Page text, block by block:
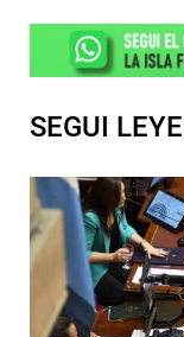
SEGUI